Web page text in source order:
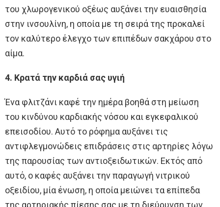
του χλωρογενικού οξέως αυξάνει την ευαισθησία
στην ινσουλίνη, η οποία με τη σειρά της προκαλεί
τον καλύτερο έλεγχο των επιπέδων σακχάρου στο
αίμα.
4. Κρατά την καρδιά σας υγιή
Ένα φλιτζάνι καφέ την ημέρα βοηθά στη μείωση
του κινδύνου καρδιακής νόσου και εγκεφαλικού
επεισοδίου. Αυτό το ρόφημα αυξάνει τις
αντιφλεγμονώδεις επιδράσεις στις αρτηρίες λόγω
της παρουσίας των αντιοξειδωτικών. Εκτός από
αυτό, ο καφές αυξάνει την παραγωγή νιτρικού
οξειδίου, μία ένωση, η οποία μειώνει τα επίπεδα
της αρτηριακής πίεσης σας με τη διεύρυνση των